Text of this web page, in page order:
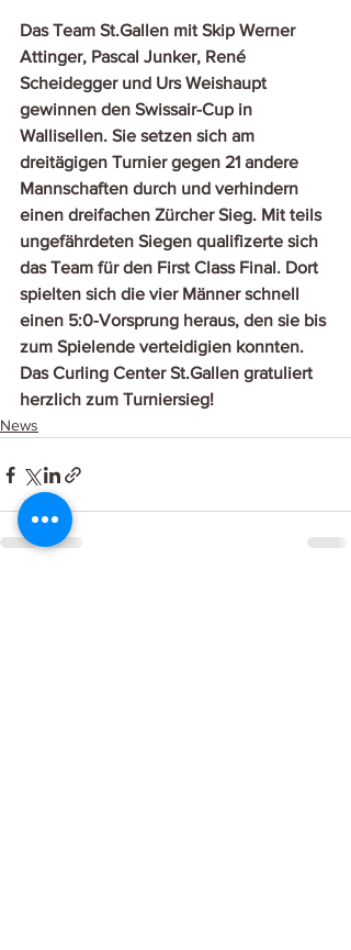
Das Team St.Gallen mit Skip Werner
Attinger, Pascal Junker, René
Scheidegger und Urs Weishaupt
gewinnen den Swissair-Cup in
Wallisellen. Sie setzen sich am
dreitägigen Turnier gegen 21 andere
Mannschaften durch und verhindern
einen dreifachen Zürcher Sieg. Mit teils
ungefährdeten Siegen qualifizerte sich
das Team für den First Class Final. Dort
spielten sich die vier Männer schnell
einen 5:0-Vorsprung heraus, den sie bis
zum Spielende verteidigien konnten.
Das Curling Center St.Gallen gratuliert
herzlich zum Turniersieg!
News